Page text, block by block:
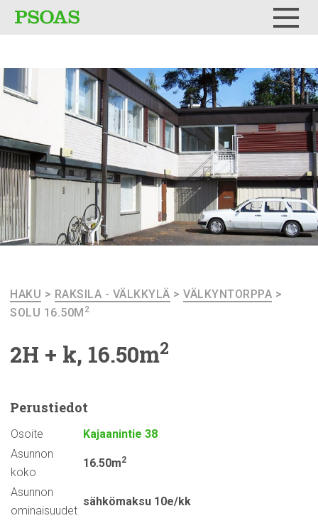
HAKU > RAKSILA - VÄLKKYLÄ > VÄLKYNTORPPA >
SOLU 16.50M 2
2H + k, 16.50m2
Perustiedot
Osoite
Kajaanintie 38
Asunnon
koko
16.50m2
Asunnon
ominaisuudet
sähkömaksu 10e/kk